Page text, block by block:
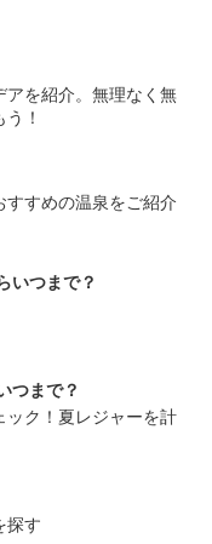
を紹介。無理なく無
！
すめの温泉をご紹介
いつまで？
つまで？
ク！夏レジャーを計
探す